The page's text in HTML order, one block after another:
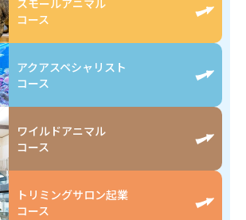
スモールアニマル
コース
アクアスペシャリスト
コース
ワイルドアニマル
コース
トリミングサロン起業
コース